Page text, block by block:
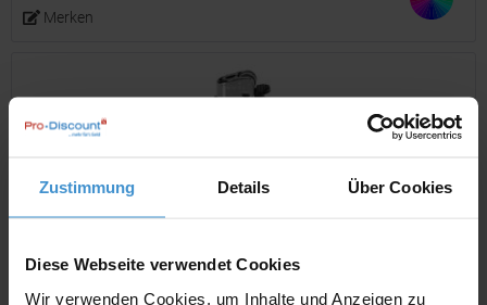
Zustimmung Details Über Cookies
Diese Webseite verwendet Cookies
Wir verwenden Cookies, um Inhalte und Anzeigen zu
Merken
Einweg-Feuerzeug "Lambda"
Artikelnummer: HLA7065-0